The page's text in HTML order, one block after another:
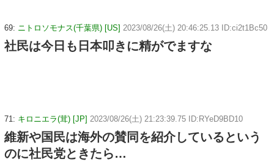
69: ニトロソモナス(千葉県) [US] 2023/08/26(土) 20:46:25.13 ID:ci2t1Bc50
社民は今日も日本叩きに精がでますな
71: キロニエラ(茸) [JP] 2023/08/26(土) 21:23:39.75 ID:RYeD9BD10
維新や国民は海外の賛同を紹介しているという
のに社民党ときたら…